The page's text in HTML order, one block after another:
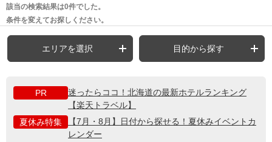
該当の検索結果は0件でした。
条件を変えてお探しください。
エリアを選択 目的から探す
PR
迷ったらココ！北海道の最新ホテルランキング
【楽天トラベル】
夏休み特集
【7月・8月】日付から探せる！夏休みイベントカ
レンダー